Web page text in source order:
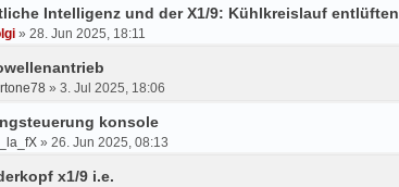
Intelligenz und der X1/9: Kühlkreislauf entlüften
» 28. Jun 2025, 18:11
» 3. Jul 2025, 18:06
konsole
» 26. Jun 2025, 08:13
x1/9 i.e.